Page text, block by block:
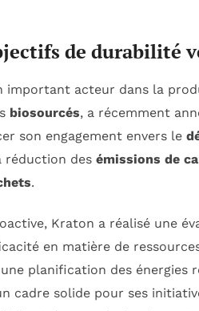
de durabilité
important acteur dans la
biosourcés, a récemment
son engagement envers le
réduction des émissions de
.
Kraton a réalisé une
en matière de
planification des énergies
cadre solide pour ses